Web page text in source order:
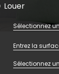
Louer
Sélectionnez
Sélectionnez